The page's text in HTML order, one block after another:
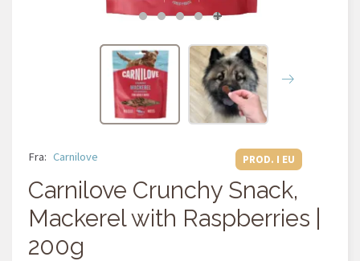
PROD. I EU
Fra: Carnilove
Carnilove Crunchy Snack,
Mackerel with Raspberries |
200g